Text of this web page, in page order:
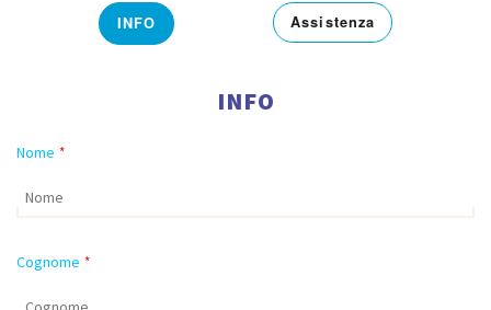
INFO Assistenza
INFO
Nome *
Cognome *